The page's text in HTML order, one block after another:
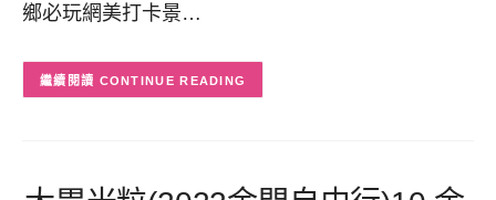
鄉必玩網美打卡景…
CONTINUE READING